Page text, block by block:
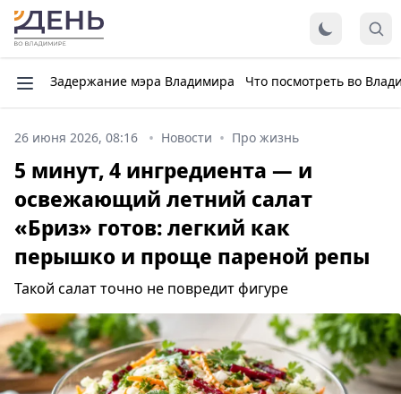
Задержание мэра Владимира Что посмотреть во
26 июня 2026, 08:16 Новости Про жизнь
5 минут, 4 ингредиента — и
освежающий летний салат
«Бриз» готов: легкий как
перышко и проще пареной репы
Такой салат точно не повредит фигуре